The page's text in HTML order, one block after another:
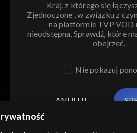
Kraj, z którego się
Zjednoczone , w związku z
na platformie TVP VOD
nieodstępna. Sprawdź, które
obejrzeć.
Nie pokazuj
ANULUJ